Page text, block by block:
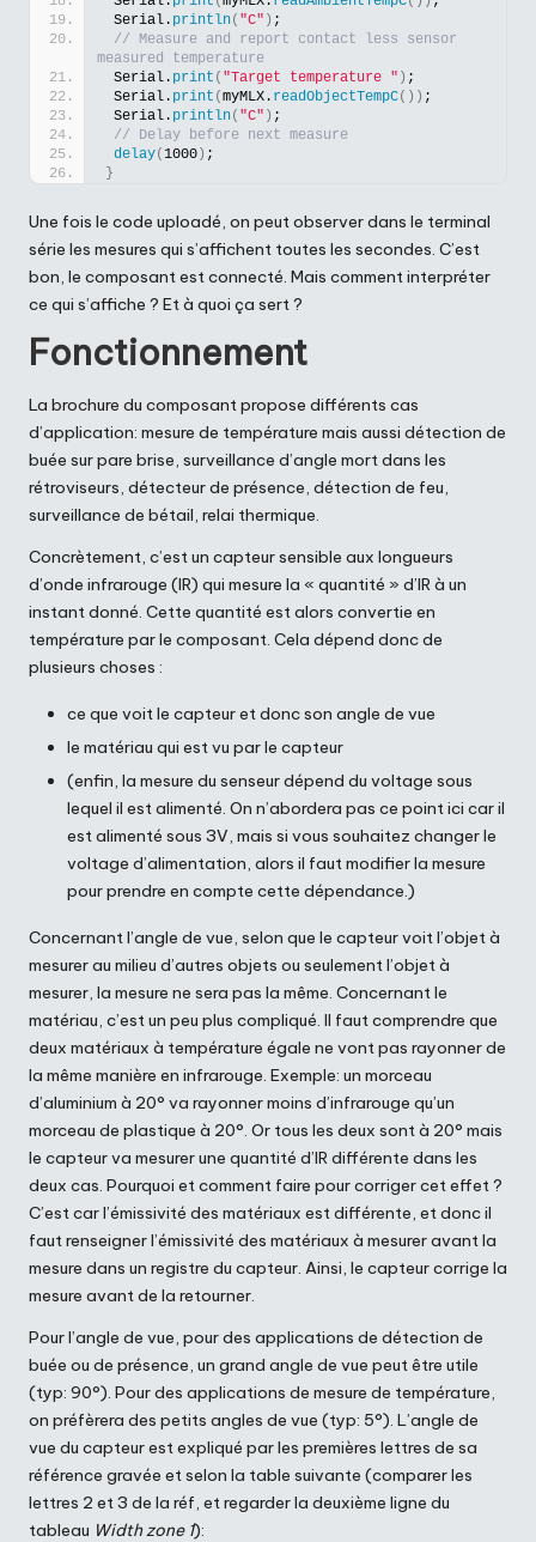
Serial. println( "C" ) ;
// Measure and report contact less sensor
measured temperature
Serial. print ( "Target temperature " ) ;
Serial. print ( myMLX. readObjectTempC()) ;
Serial. println( "C" ) ;
// Delay before next measure
delay( 1000 ) ;
}
Une fois le code uploadé, on peut observer dans le terminal
série les mesures qui s’affichent toutes les secondes. C’est
bon, le composant est connecté. Mais comment interpréter
ce qui s’affiche ? Et à quoi ça sert ?
Fonctionnement
La brochure du composant propose différents cas
d’application: mesure de température mais aussi détection de
buée sur pare brise, surveillance d’angle mort dans les
rétroviseurs, détecteur de présence, détection de feu,
surveillance de bétail, relai thermique.
Concrètement, c’est un capteur sensible aux longueurs
d’onde infrarouge (IR) qui mesure la « quantité » d’IR à un
instant donné. Cette quantité est alors convertie en
température par le composant. Cela dépend donc de
plusieurs choses :
ce que voit le capteur et donc son angle de vue
le matériau qui est vu par le capteur
(enfin, la mesure du senseur dépend du voltage sous
lequel il est alimenté. On n’abordera pas ce point ici car il
est alimenté sous 3V, mais si vous souhaitez changer le
voltage d’alimentation, alors il faut modifier la mesure
pour prendre en compte cette dépendance.)
Concernant l’angle de vue, selon que le capteur voit l’objet à
mesurer au milieu d’autres objets ou seulement l’objet à
mesurer, la mesure ne sera pas la même. Concernant le
matériau, c’est un peu plus compliqué. Il faut comprendre que
deux matériaux à température égale ne vont pas rayonner de
la même manière en infrarouge. Exemple: un morceau
d’aluminium à 20° va rayonner moins d’infrarouge qu’un
morceau de plastique à 20°. Or tous les deux sont à 20° mais
le capteur va mesurer une quantité d’IR différente dans les
deux cas. Pourquoi et comment faire pour corriger cet effet ?
C’est car l’émissivité des matériaux est différente, et donc il
faut renseigner l’émissivité des matériaux à mesurer avant la
mesure dans un registre du capteur. Ainsi, le capteur corrige la
mesure avant de la retourner.
Pour l’angle de vue, pour des applications de détection de
buée ou de présence, un grand angle de vue peut être utile
(typ: 90°). Pour des applications de mesure de température,
on préfèrera des petits angles de vue (typ: 5°). L’angle de
vue du capteur est expliqué par les premières lettres de sa
référence gravée et selon la table suivante (comparer les
lettres 2 et 3 de la réf, et regarder la deuxième ligne du
tableau Width zone 1):